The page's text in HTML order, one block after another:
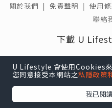
U Lifestyle 會使用Cookies
您同意接受本網站之私隱政策
我已閱
關於我們 | 免責聲明 | 使用
聯絡
下載 U